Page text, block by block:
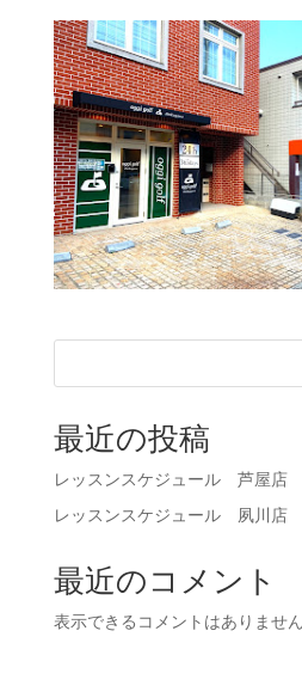
最近の投稿
レッスンスケジュール 芦屋店
レッスンスケジュール 夙川店
最近のコメント
表示できるコメントはありません